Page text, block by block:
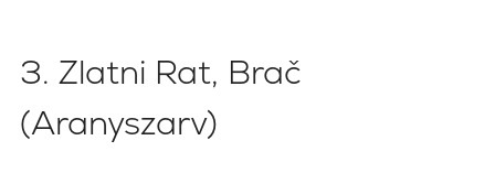
3. Zlatni Rat, Brač
(Aranyszarv)